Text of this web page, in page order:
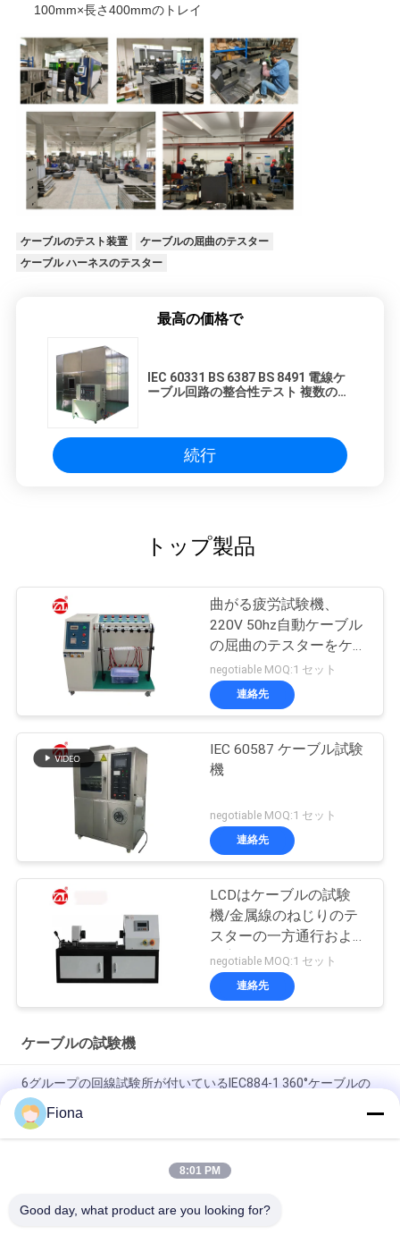
100mm×長さ400mmのトレイ
ケーブルのテスト装置
ケーブルの屈曲のテスター
ケーブル ハーネスのテスター
最高の価格で
IEC 60331 BS 6387 BS 8491 電線ケ
ーブル回路の整合性テスト 複数のコ
続行
トップ製品
曲がる疲労試験機、
220V 50hz自動ケーブル
の屈曲のテスターをケー
ブルで通信して下さい
negotiable MOQ:1 セット
連絡先
IEC 60587 ケーブル試験
機
negotiable MOQ:1 セット
連絡先
LCDはケーブルの試験
機/金属線のねじりのテ
スターの一方通行および
二方向にねじを選別しま
す
negotiable MOQ:1 セット
連絡先
ケーブルの試験機
6グループの回線試験所が付いているIEC884-1 360°ケーブルの
プラグのくねりの試験機
BS 6387 IEC60331 BS8491 電線とケーブルの耐火性試験機械
IEC 60331 BS 6387 BS 8491 電線ケーブル回路の整合性テスト
Fiona
8:01 PM
Good day, what product are you looking for?